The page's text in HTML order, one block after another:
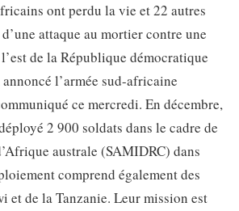
ont perdu la vie et 22 autres
attaque au mortier contre une
de la République démocratique
l’armée sud-africaine
ce mercredi. En décembre,
2 900 soldats dans le cadre de
australe (SAMIDRC) dans
comprend également des
et de la Tanzanie. Leur mission est